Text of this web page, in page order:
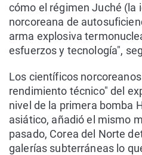
cómo el régimen Juché (la
norcoreana de
arma explosiva
esfuerzos y tecnología",
Los científicos
rendimiento técnico" del
nivel de la primera bomba
asiático, añadió el mismo
pasado, Corea del Norte
galerías subterráneas lo